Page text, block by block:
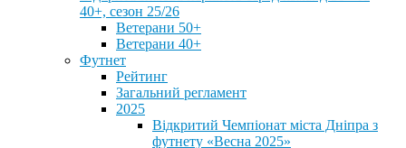
40+, сезон 25/26
Ветерани 50+
Ветерани 40+
Футнет
Рейтинг
Загальний регламент
2025
Відкритий Чемпіонат міста Дніпра з
футнету «Весна 2025»